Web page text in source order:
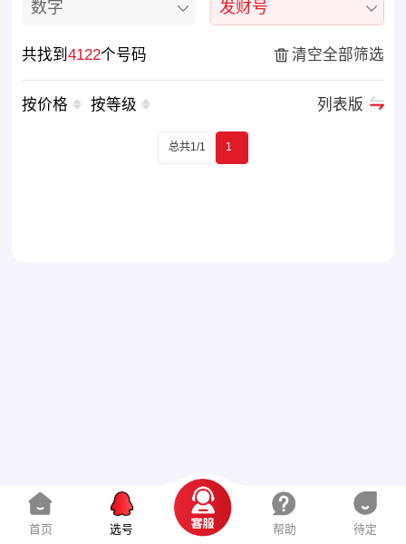
数字 发财号
共找到 4122个号码 清空全部筛选
按价格 按等级 列表版
总共1/1 1
首页 选号 帮助 待定